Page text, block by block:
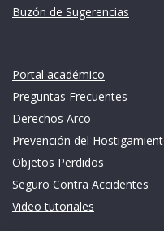
Buzón de Sugerencias
Portal académico
Preguntas Frecuentes
Derechos Arco
Prevención del
Objetos Perdidos
Seguro Contra Accidentes
Video tutoriales